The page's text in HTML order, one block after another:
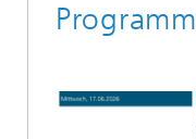
Programm